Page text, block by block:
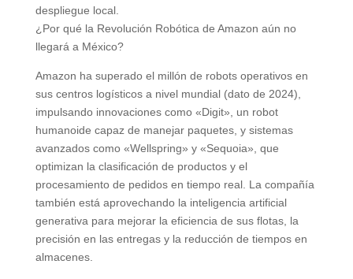
despliegue local.
¿Por qué la Revolución Robótica de Amazon aún no
llegará a México?
Amazon ha superado el millón de robots operativos en
sus centros logísticos a nivel mundial (dato de 2024),
impulsando innovaciones como «Digit», un robot
humanoide capaz de manejar paquetes, y sistemas
avanzados como «Wellspring» y «Sequoia», que
optimizan la clasificación de productos y el
procesamiento de pedidos en tiempo real. La compañía
también está aprovechando la inteligencia artificial
generativa para mejorar la eficiencia de sus flotas, la
precisión en las entregas y la reducción de tiempos en
almacenes.